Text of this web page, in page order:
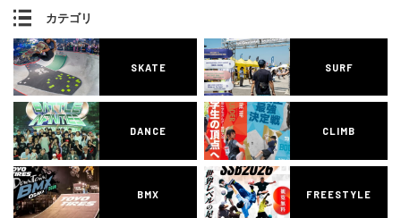
カテゴリ
SKATE SURF
DANCE CLIMB
BMX FREESTYLE